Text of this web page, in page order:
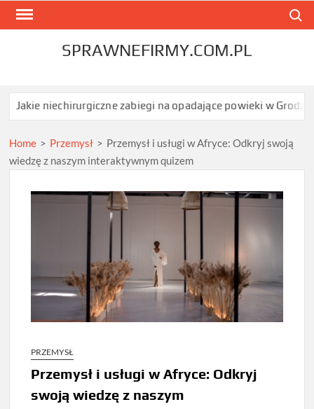
Skip
SPRAWNEFIRMY.COM.PL
zabiegi na opadające powieki w Grodzisku
Home > Przemysł > Przemysł i usługi w Afryce: Odkryj swoją
wiedzę z naszym interaktywnym quizem
PRZEMYSŁ
Przemysł i usługi w Afryce: Odkryj
swoją wiedzę z naszym